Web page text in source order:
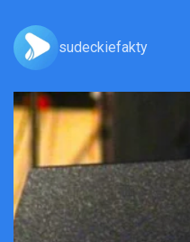
sudeckiefakty